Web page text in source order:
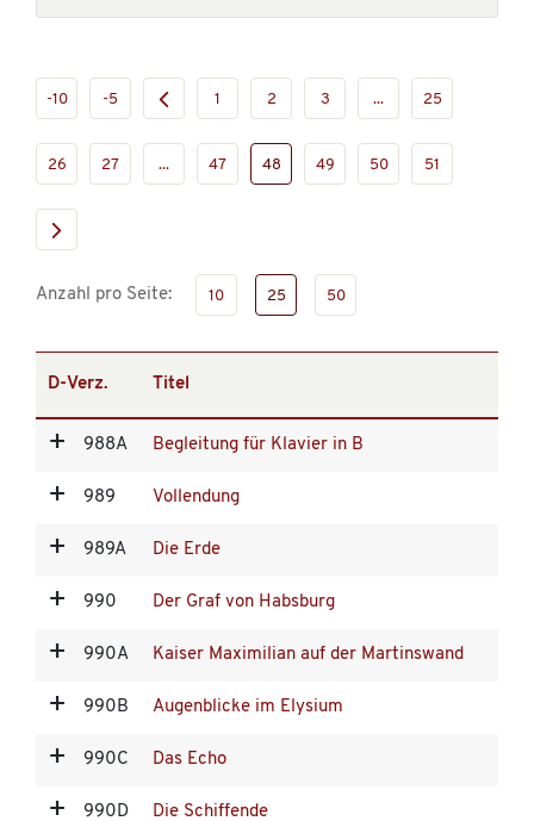
-10 -5 1 2 3 ... 25
26 27 ... 47 48 49 50 51
Anzahl pro Seite: 10 25 50
D-Verz. Titel
988A Begleitung für Klavier in B
989 Vollendung
989A Die Erde
990 Der Graf von Habsburg
990A Kaiser Maximilian auf der Martinswand
990B Augenblicke im Elysium
990C Das Echo
990D Die Schiffende